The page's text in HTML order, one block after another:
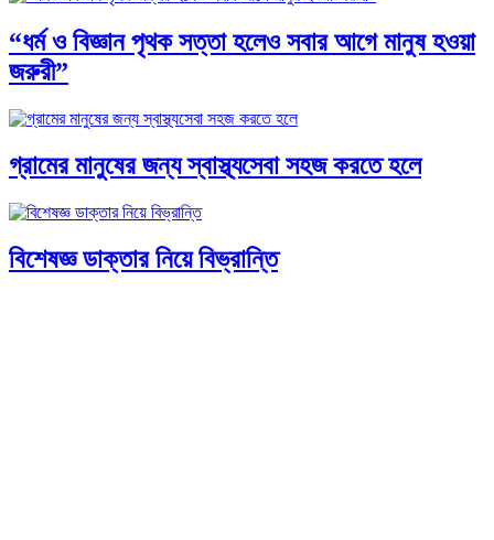
“ধর্ম ও বিজ্ঞান পৃথক সত্তা হলেও সবার আগে মানুষ হওয়া
জরুরী”
গ্রামের মানুষের জন্য স্বাস্থ্যসেবা সহজ করতে হলে
বিশেষজ্ঞ ডাক্তার নিয়ে বিভ্রান্তি